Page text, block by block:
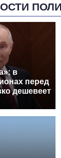
в
перед
дешевеет